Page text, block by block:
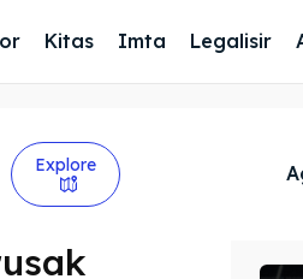
Kitas Imta Legalisir
Explore